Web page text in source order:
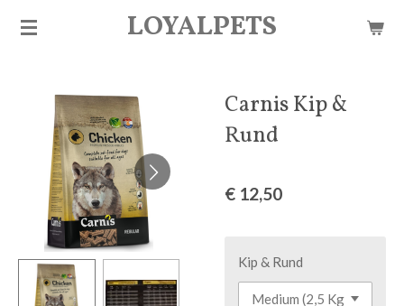
Ga
hoofdinhoud
LOYALPETS
Carnis Kip &
Rund
€ 12,50
Kip & Rund